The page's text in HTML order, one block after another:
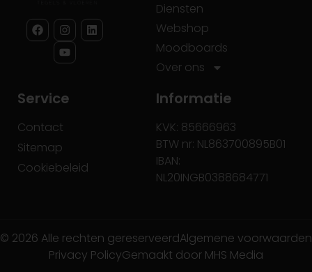
Diensten
Webshop
Moodboards
Over ons
Service
Contact
Sitemap
Cookiebeleid
Informatie
KVK: 85666963
BTW nr: NL863700895B01
IBAN:
NL20INGB0388684771
© 2026 Alle rechten gereserveerdAlgemene voorwaarden
Privacy PolicyGemaakt door MHS Media